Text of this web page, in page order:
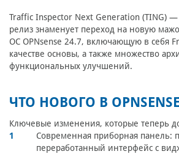
Traffic Inspector Next Generation (TING) —
релиз знаменует переход на новую
ОС OPNsense 24.7, включающую в себя
качестве основы, а также множество
функциональных улучшений.
ЧТО НОВОГО В
Ключевые изменения, которые теперь
Современная приборная панель:
переработанный интерфейс с